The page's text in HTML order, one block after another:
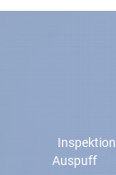
Inspektion
Auspuff